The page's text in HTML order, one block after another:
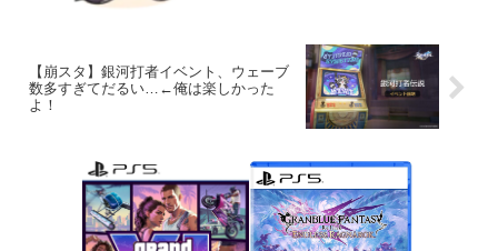
【崩スタ】銀河打者イベント、ウェーブ
数多すぎてだるい…←俺は楽しかった
よ！